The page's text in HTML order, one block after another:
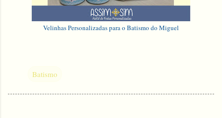
Velinhas Personalizadas para o Batismo do Miguel
Batismo